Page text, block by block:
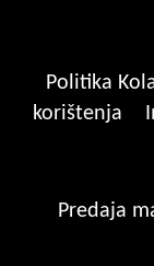
Politika
korištenja
Predaja